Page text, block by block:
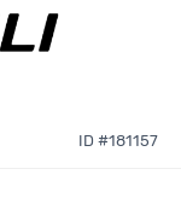
ID #181157